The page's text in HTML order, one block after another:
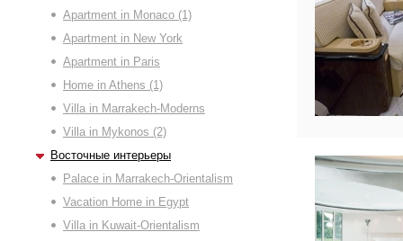
Apartment in Monaco (1)
Apartment in New York
Apartment in Paris
Home in Athens (1)
Villa in Marrakech-Moderns
Villa in Mykonos (2)
Восточные интерьеры
Palace in Marrakech-Orientalism
Vacation Home in Egypt
Villa in Kuwait-Orientalism